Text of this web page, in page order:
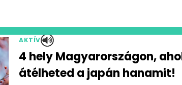
AKTÍV
4 hely Magyarországon,
átélheted a japán hanamit!